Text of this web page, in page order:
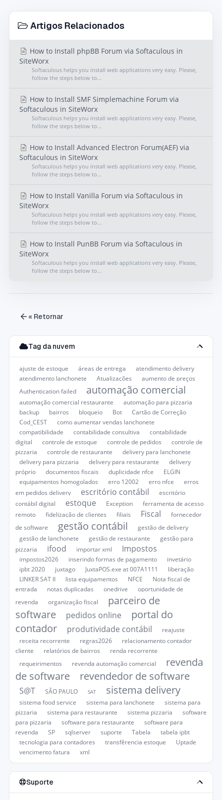
Artigos Relacionados
How to Install phpBB Forum via Softaculous in
SiteWorx
Softaculous helps you install web applications very easy. Please,
follow the steps below to...
How to Install SMF Simplemachine Forum via
Softaculous in SiteWorx
Softaculous helps you install web applications very easy. Please,
follow the steps below to...
How to Install Advanced Electron Forum(AEF) via
Softaculous in SiteWorx
Softaculous helps you install web applications very easy. Please,
follow the steps below to...
How to Install Vanilla Forum via Softaculous in
SiteWorx
Softaculous helps you install web applications very easy. Please,
follow the steps below to...
How to Install PunBB Forum via Softaculous in
SiteWorx
Softaculous helps you install web applications very easy. Please,
follow the steps below to...
« Retornar
Tag da nuvem
ajuste de estoque áreas de entrega
atendimento delivery
atendimento lanchonete
Atualizações
aumento de preços
Authentication failed
automação comercial
automação comercial restaurante
automação para pizzaria
backup
bairros bloqueio Bot
Cartão de Correção
Cod_CEST
como aumentar vendas lanchonete
compatibilidade
contabilidade consultiva
contabilidade
digital
controle de estoque controle de pedidos
controle de
pizzaria
controle de restaurante
delivery para lanchonete
delivery para pizzaria
delivery para restaurante
delivery
próprio
documentos fiscais duplicidade nfce
ELGIN
equipamentos homogolados
erro 12002 erro nfce
erros
em pedidos delivery
escritório contábil
escritório
contábil digital
estoque Exception
ferramenta de acesso
remoto
fidelização de clientes filiais Fiscal
fornecedor
de software
gestão contábil
gestão de delivery
gestão de lanchonete
gestão de restaurante
gestão para
pizzaria
ifood importar xml Impostos
impostos2026 inserindo formas de pagamento
invetário
ipbt 2020
juxtago JuxtaPOS.exe at 007A1111
liberação
LINKER SAT II
lista equipamentos NFCE
Nota fiscal de
entrada
notas duplicadas onedrive
oportunidade de
revenda
organização fiscal
parceiro de
software
pedidos online
portal do
contador
produtividade contábil
reajuste
receita recorrente
regras2026
relacionamento contador
cliente
relatórios de bairros
renda recorrente
requeirimentos
revenda automação comercial
revenda
de software
revendedor de software
S@T SÃO PAULO SAT sistema delivery
sistema food service sistema para lanchonete
sistema para
pizzaria
sistema para restaurante sistema pizzaria
software
para pizzaria
software para restaurante
software para
revenda
SP sqlserver suporte Tabela
tabela ipbt
tecnologia para contadores
transfêrencia estoque
Uptade
vencimento fatura
xml
Suporte